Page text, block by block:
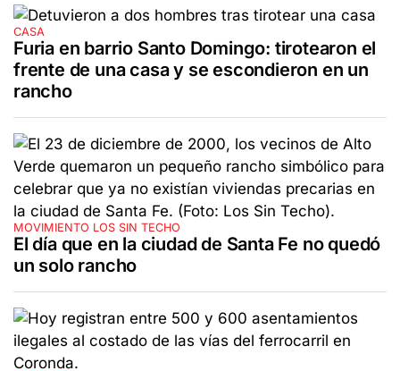
CASA
Furia en barrio Santo Domingo: tirotearon el
frente de una casa y se escondieron en un
rancho
MOVIMIENTO LOS SIN TECHO
El día que en la ciudad de Santa Fe no quedó
un solo rancho